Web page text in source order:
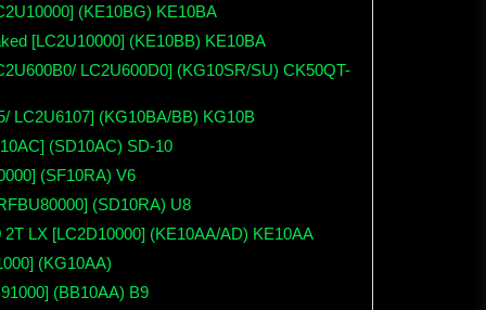
(KE10BG) KE10BA
[LC2U10000] (KE10BB) KE10BA
LC2U600D0] (KG10SR/SU) CK50QT-
LC2U6107] (KG10BA/BB) KG10B
(SD10AC) SD-10
(SF10RA) V6
(SD10RA) U8
LX [LC2D10000] (KE10AA/AD) KE10AA
(KG10AA)
(BB10AA) B9